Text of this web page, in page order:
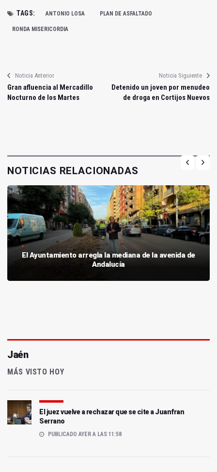
TAGS: ANTONIO LOSA PLAN DE ASFALTADO
RONDA MISERICORDIA
Noticia Anterior
Gran afluencia al Mercadillo
Nocturno de los Martes
Noticia Siguiente
Detenido un joven por menudeo
de droga en Cortijos Nuevos
NOTICIAS RELACIONADAS
El Ayuntamiento arregla la mediana de la avenida de
Andalucía
Jaén
MÁS VISTO HOY
El juez vuelve a rechazar que se cite a Juanfran
Serrano
PUBLICADO AYER A LAS 11:58